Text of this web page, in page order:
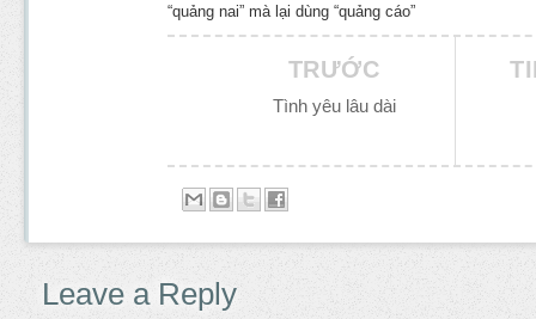
“quảng nai” mà lại dùng “quảng cáo”
TRƯỚC
Tình yêu lâu dài
Leave a Reply